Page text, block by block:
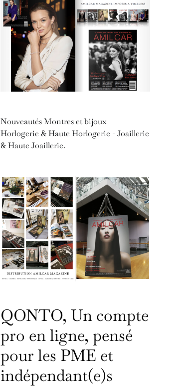
Nouveautés Montres et bijoux
Horlogerie & Haute Horlogerie - Joaillerie
& Haute Joaillerie.
QONTO, Un compte
pro en ligne, pensé
pour les PME et
indépendant(e)s